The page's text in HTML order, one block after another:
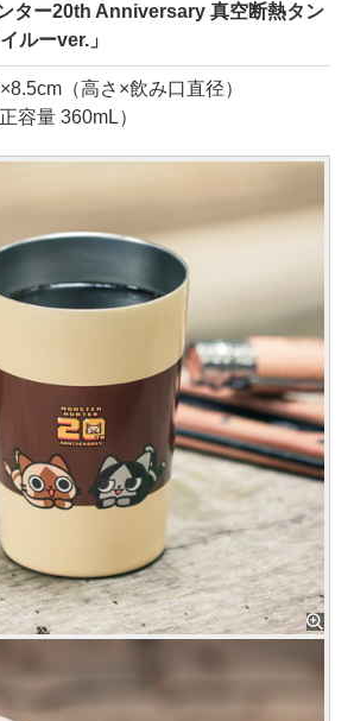
ター20th Anniversary 真空断熱タン
ルーver.」
（高さ×飲み口直径）
容量 360mL）